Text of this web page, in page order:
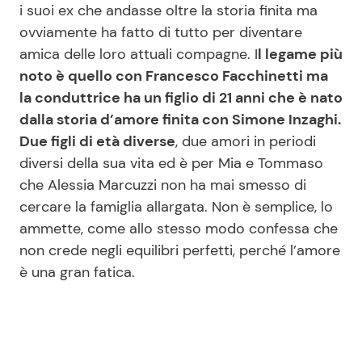
Salute
Viaggi e Turismo
Festività
Ricette Facili e Veloci
Ricette Feste
Ricette per Bambini
Seguici
Info
i suoi ex che andasse oltre la storia finita ma
ovviamente ha fatto di tutto per diventare
amica delle loro attuali compagne. Il legame più
noto è quello con Francesco Facchinetti ma
la conduttrice ha un figlio di 21 anni che è nato
dalla storia d’amore finita con Simone Inzaghi.
Due figli di età diverse, due amori in periodi
diversi della sua vita ed è per Mia e Tommaso
che Alessia Marcuzzi non ha mai smesso di
cercare la famiglia allargata. Non è semplice, lo
ammette, come allo stesso modo confessa che
non crede negli equilibri perfetti, perché l’amore
è una gran fatica.